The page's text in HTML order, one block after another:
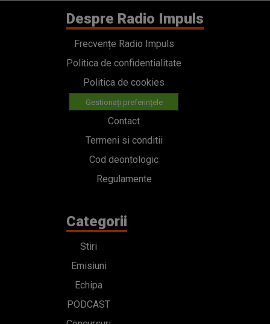
Despre Radio Impuls
Frecvențe Radio Impuls
Politica de confidentialitate
Politica de cookies
Gestionați preferințele
Contact
Termeni si conditii
Cod deontologic
Regulamente
Categorii
Stiri
Emisiuni
Echipa
PODCAST